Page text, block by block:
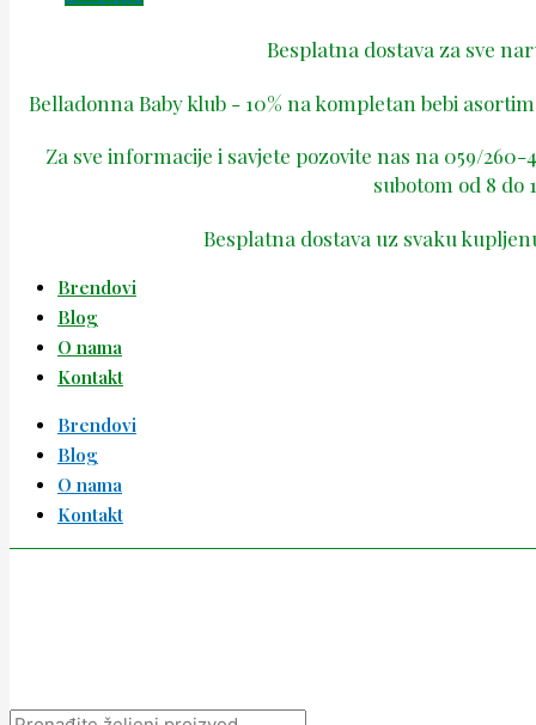
Besplatna dostava za sve
Belladonna Baby klub - 10% na kompletan bebi
Za sve informacije i savjete pozovite nas na 059/
subotom od 8 do
Besplatna dostava uz svaku
Brendovi
Blog
O nama
Kontakt
Brendovi
Blog
O nama
Kontakt